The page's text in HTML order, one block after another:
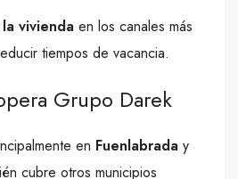
vivienda en los canales más
tiempos de vacancia.
Grupo Darek
en Fuenlabrada y
cubre otros municipios